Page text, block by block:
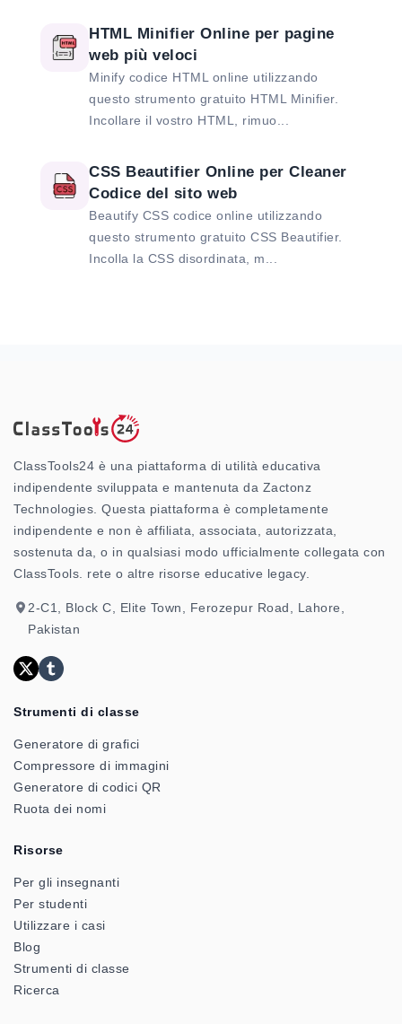
HTML Minifier Online per pagine
web più veloci
Minify codice HTML online utilizzando
questo strumento gratuito HTML Minifier.
Incollare il vostro HTML, rimuo...
CSS Beautifier Online per Cleaner
Codice del sito web
Beautify CSS codice online utilizzando
questo strumento gratuito CSS Beautifier.
Incolla la CSS disordinata, m...
ClassTools24 è una piattaforma di utilità educativa
indipendente sviluppata e mantenuta da Zactonz
Technologies. Questa piattaforma è completamente
indipendente e non è affiliata, associata, autorizzata,
sostenuta da, o in qualsiasi modo ufficialmente collegata con
ClassTools. rete o altre risorse educative legacy.
2-C1, Block C, Elite Town, Ferozepur Road, Lahore,
Pakistan
Strumenti di classe
Generatore di grafici
Compressore di immagini
Generatore di codici QR
Ruota dei nomi
Risorse
Per gli insegnanti
Per studenti
Utilizzare i casi
Blog
Strumenti di classe
Ricerca